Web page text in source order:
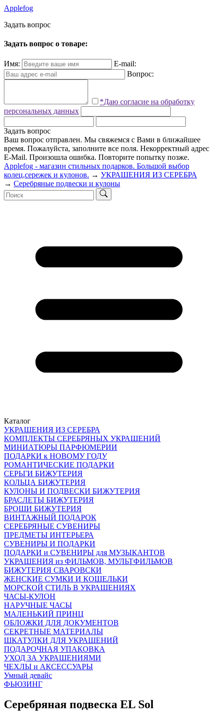
Applefog
Задать вопрос
Задать вопрос о товаре:
Имя:
E-mail:
Вопрос:
*Даю согласие на обработку
персональных данных
Задать вопрос
Ваш вопрос отправлен. Мы свяжемся с Вами в ближайшее
время. Пожалуйста, заполните все поля. Некорректный адрес
E-Mail. Произошла ошибка. Повторите попытку позже.
Applefog - магазин стильных подарков. Большой выбор
колец,сережек и кулонов. → УКРАШЕНИЯ ИЗ СЕРЕБРА
→ Серебряные подвески и кулоны
Каталог
УКРАШЕНИЯ ИЗ СЕРЕБРА
КОМПЛЕКТЫ СЕРЕБРЯНЫХ УКРАШЕНИЙ
МИНИАТЮРЫ ПАРФЮМЕРИИ
ПОДАРКИ к НОВОМУ ГОДУ
РОМАНТИЧЕСКИЕ ПОДАРКИ
СЕРЬГИ БИЖУТЕРИЯ
КОЛЬЦА БИЖУТЕРИЯ
КУЛОНЫ И ПОДВЕСКИ БИЖУТЕРИЯ
БРАСЛЕТЫ БИЖУТЕРИЯ
БРОШИ БИЖУТЕРИЯ
ВИНТАЖНЫЙ ПОДАРОК
СЕРЕБРЯНЫЕ СУВЕНИРЫ
ПРЕДМЕТЫ ИНТЕРЬЕРА
СУВЕНИРЫ И ПОДАРКИ
ПОДАРКИ и СУВЕНИРЫ для МУЗЫКАНТОВ
УКРАШЕНИЯ из ФИЛЬМОВ, МУЛЬТФИЛЬМОВ
БИЖУТЕРИЯ СВАРОВСКИ
ЖЕНСКИЕ СУМКИ И КОШЕЛЬКИ
МОРСКОЙ СТИЛЬ В УКРАШЕНИЯХ
ЧАСЫ-КУЛОН
НАРУЧНЫЕ ЧАСЫ
МАЛЕНЬКИЙ ПРИНЦ
ОБЛОЖКИ ДЛЯ ДОКУМЕНТОВ
СЕКРЕТНЫЕ МАТЕРИАЛЫ
ШКАТУЛКИ ДЛЯ УКРАШЕНИЙ
ПОДАРОЧНАЯ УПАКОВКА
УХОД ЗА УКРАШЕНИЯМИ
ЧEХЛЫ и АКСЕССУАРЫ
Умный девайс
ФЬЮЗИНГ
Серебряная подвеска EL Sol